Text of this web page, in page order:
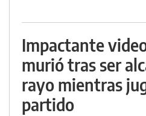
Impactante
murió tras ser
rayo mientras
partido